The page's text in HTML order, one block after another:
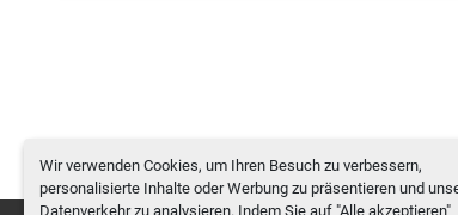
Wir verwenden Cookies, um Ihren Besuch zu verbessern,
personalisierte Inhalte oder Werbung zu präsentieren und
Datenverkehr zu analysieren. Indem Sie auf "Alle akzeptieren"